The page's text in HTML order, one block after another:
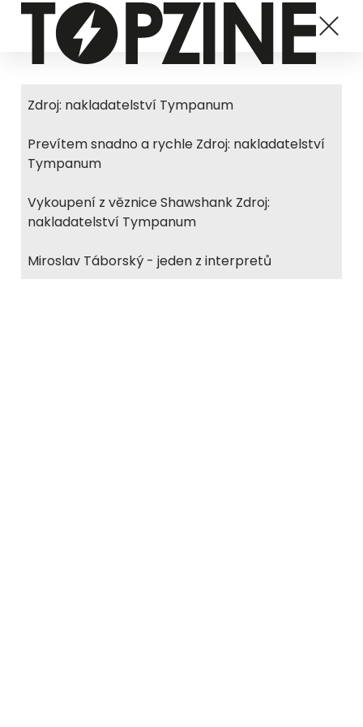
Zdroj: nakladatelství Tympanum
Prevítem snadno a rychle Zdroj: nakladatelství
Tympanum
Vykoupení z věznice Shawshank Zdroj:
nakladatelství Tympanum
Miroslav Táborský - jeden z interpretů